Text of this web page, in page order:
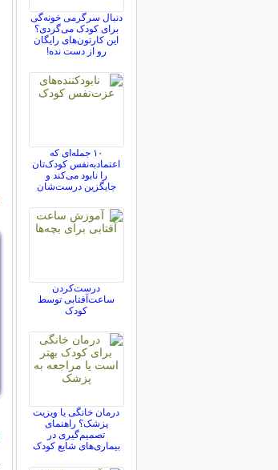
دنبال سرگرمی خونه‌گی
برای کودک می‌گردی؟
این کارتون‌های رایگان
رو از دست نده!
۱۰ جمله‌ای که
اعتمادبه‌نفس کودک‌تان
را نابود می‌کند و
جایگزین درست‌شان
درست‌کردن
ساعت‌آفتابی توسط
کودک
درمان خانگی یا ویزیت
پزشک؟ راهنمای
تصمیم‌گیری در
بیماری‌های شایع کودک